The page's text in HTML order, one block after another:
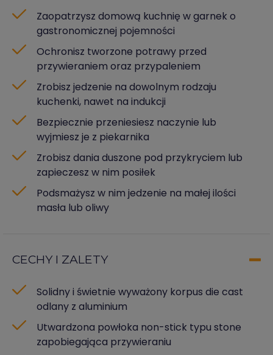
Zaopatrzysz domową kuchnię w garnek o
gastronomicznej pojemności
Ochronisz tworzone potrawy przed
przywieraniem oraz przypaleniem
Zrobisz jedzenie na dowolnym rodzaju
kuchenki, nawet na indukcji
Bezpiecznie przeniesiesz naczynie lub
wyjmiesz je z piekarnika
Zrobisz dania duszone pod przykryciem lub
zapieczesz w nim posiłek
Podsmażysz w nim jedzenie na małej ilości
masła lub oliwy
CECHY I ZALETY
Solidny i świetnie wyważony korpus die cast
odlany z aluminium
Utwardzona powłoka non-stick typu stone
zapobiegająca przywieraniu